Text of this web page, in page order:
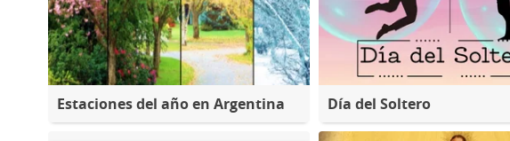
Estaciones del año en Argentina Día del Soltero